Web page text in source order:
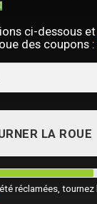
BANDOULIÈRE
ci-dessous
des coupons :
LA ROUE
réclamées, tournez